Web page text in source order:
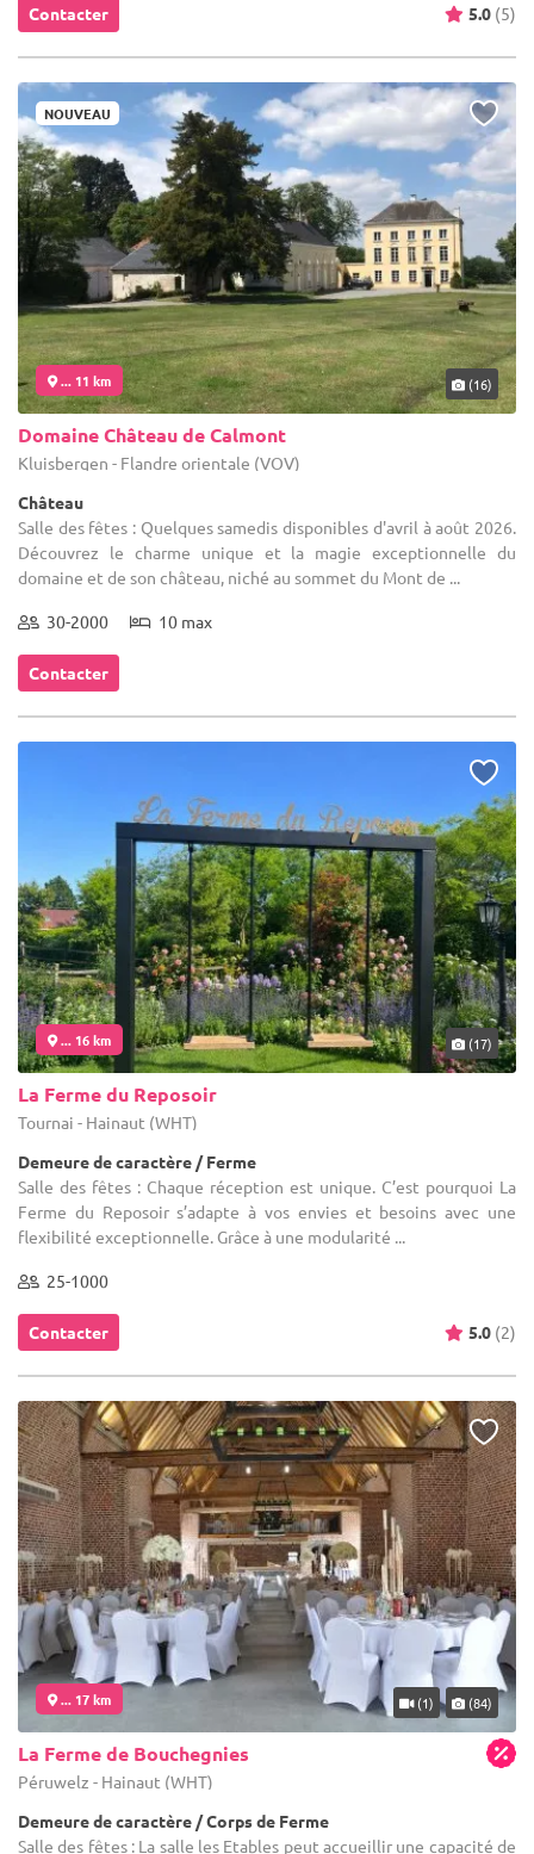
Contacter 5.0 (5)
NOUVEAU
... 11 km (16)
Domaine Château de Calmont
Kluisbergen - Flandre orientale (VOV)
Château
Salle des fêtes : Quelques samedis disponibles d'avril à août 2026.
Découvrez le charme unique et la magie exceptionnelle du
domaine et de son château, niché au sommet du Mont de ...
30-2000 10 max
Contacter
... 16 km (17)
La Ferme du Reposoir
Tournai - Hainaut (WHT)
Demeure de caractère / Ferme
Salle des fêtes : Chaque réception est unique. C’est pourquoi La
Ferme du Reposoir s’adapte à vos envies et besoins avec une
flexibilité exceptionnelle. Grâce à une modularité ...
25-1000
Contacter 5.0 (2)
... 17 km (1) (84)
La Ferme de Bouchegnies
Péruwelz - Hainaut (WHT)
Demeure de caractère / Corps de Ferme
Salle des fêtes : La salle les Etables peut accueillir une capacité de